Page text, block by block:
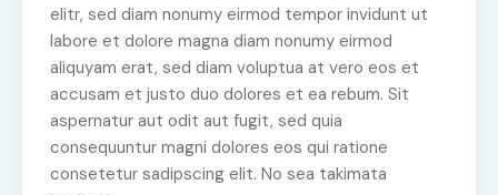
elitr, sed diam nonumy eirmod tempor invidunt ut
labore et dolore magna diam nonumy eirmod
aliquyam erat, sed diam voluptua at vero eos et
accusam et justo duo dolores et ea rebum. Sit
aspernatur aut odit aut fugit, sed quia
consequuntur magni dolores eos qui ratione
consetetur sadipscing elit. No sea takimata